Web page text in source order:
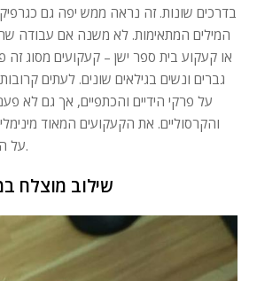
בדרכים שונות. זה נראה ממש יפה גם
המילים המתאימות. לא משנה אם עבודה
או קעקוע בית ספר ישן – קעקועים מסוג זה
גברים ונשים בגילאים שונים. לעתים
על פרקי הידיים והכתפיים, אך גם לא
והקרסוליים. את הקעקועים המאוד
על האצבעות ומאחורי האוזן.
שילוב מוצלח